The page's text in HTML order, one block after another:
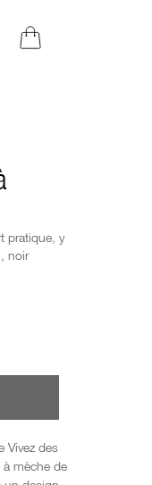
articles dans le
pratique, y
noir
à mèche de